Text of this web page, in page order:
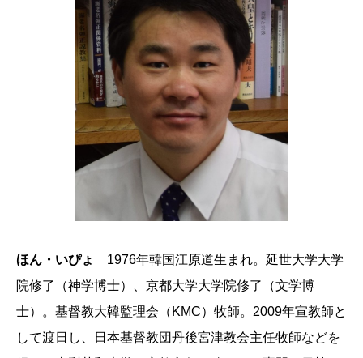
ほん・いぴょ
1976年韓国江原道生まれ。延世大学大学
院修了（神学博士）、京都大学大学院修了（文学博
士）。基督教大韓監理会（KMC）牧師。2009年宣教師と
して渡日し、日本基督教団丹後宮津教会主任牧師などを